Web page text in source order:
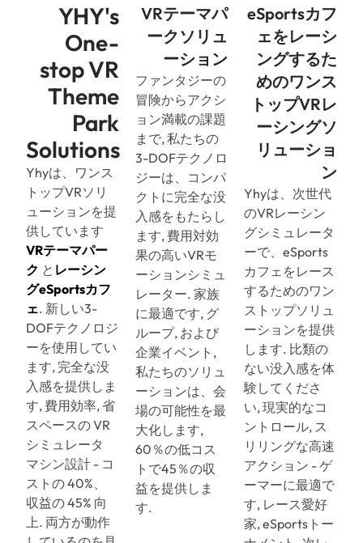
YHY's
One-
stop VR
Theme
Park
Solutions
Yhyは、ワンス
トップVRソリ
ューションを提
供しています
VRテーマパー
ク と レーシン
グeSportsカフ
ェ. 新しい3-
DOFテクノロジ
ーを使用してい
ます, 完全な没
入感を提供しま
す, 費用効率, 省
スペースの VR
シミュレータ
マシン設計 - コ
ストの 40%、
収益の 45% 向
上. 両方が動作
VRテーマパ
ークソリュ
ーション
ファンタジーの
冒険からアクシ
ョン満載の課題
まで, 私たちの
3-DOFテクノロ
ジーは、コンパ
クトに完全な没
入感をもたらし
ます, 費用対効
果の高いVRモ
ーションシミュ
レーター. 家族
に最適です, グ
ループ, および
企業イベント,
私たちのソリュ
ーションは、会
場の可能性を最
大化します,
60％の低コス
トで45％の収
益を提供しま
す.
eSportsカフ
ェをレーシ
ングするた
めのワンス
トップVRレ
ーシングソ
リューショ
ン
Yhyは、次世代
のVRレーシン
グシミュレータ
ーで、eSports
カフェをレース
するためのワン
ストップソリュ
ーションを提供
します. 比類の
ない没入感を体
験してくださ
い, 現実的なコ
ントロール, ス
リリングな高速
アクション - ゲ
ーマーに最適で
す, レース愛好
家, eSportsトー